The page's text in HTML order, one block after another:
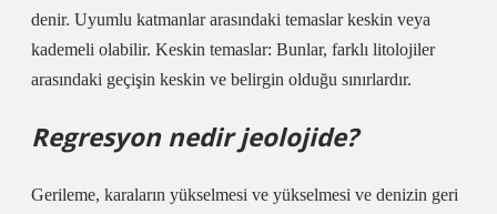
denir. Uyumlu katmanlar arasındaki temaslar keskin veya
kademeli olabilir. Keskin temaslar: Bunlar, farklı litolojiler
arasındaki geçişin keskin ve belirgin olduğu sınırlardır.
Regresyon nedir jeolojide?
Gerileme, karaların yükselmesi ve yükselmesi ve denizin geri